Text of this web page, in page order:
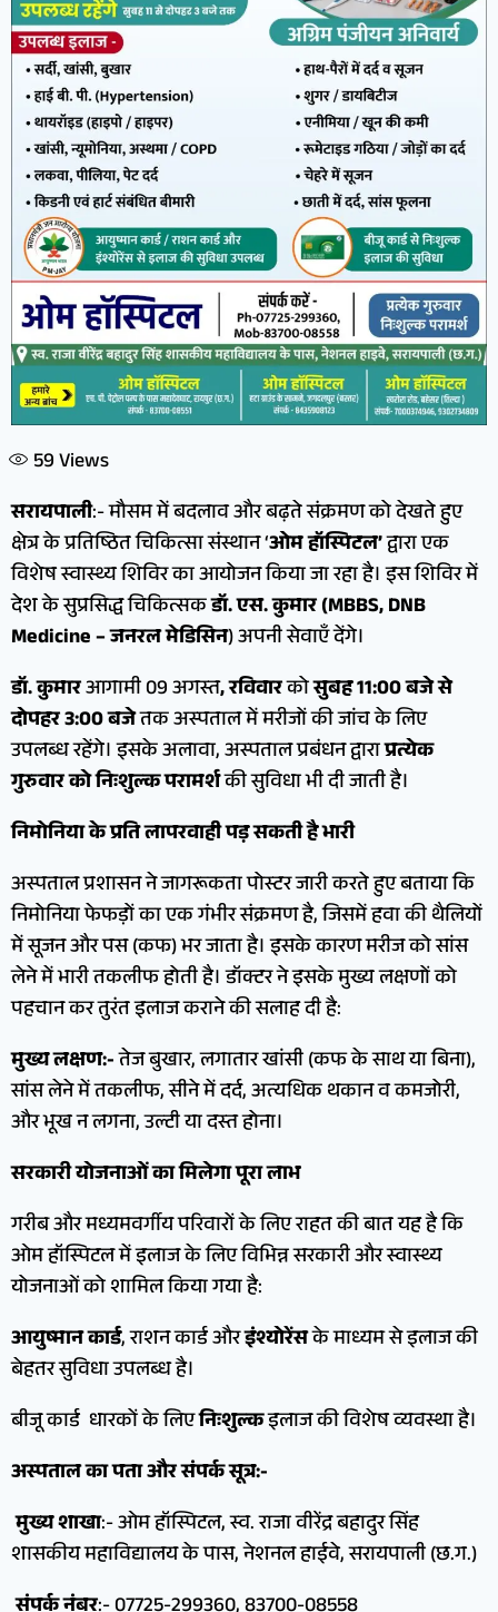
59Views
सरायपाली:- मौसम में बदलाव और बढ़ते संक्रमण को देखते हुए
क्षेत्र के प्रतिष्ठित चिकित्सा संस्थान ‘ओम हॉस्पिटल’द्वारा एक
विशेष स्वास्थ्य शिविर का आयोजन किया जा रहा है। इस शिविर में
देश के सुप्रसिद्ध चिकित्सकडॉ. एस. कुमार (MBBS, DNB
Medicine – जनरल मेडिसिन) अपनी सेवाएँ देंगे।
डॉ. कुमारआगामी 09 अगस्त, रविवारकोसुबह 11:00 बजे से
दोपहर 3:00 बजेतक अस्पताल में मरीजों की जांच के लिए
उपलब्ध रहेंगे। इसके अलावा, अस्पताल प्रबंधन द्वाराप्रत्येक
गुरुवार को निःशुल्क परामर्शकी सुविधा भी दी जाती है।
निमोनिया के प्रति लापरवाही पड़ सकती है भारी
अस्पताल प्रशासन ने जागरूकता पोस्टर जारी करते हुए बताया कि
निमोनिया फेफड़ों का एक गंभीर संक्रमण है, जिसमें हवा की थैलियों
में सूजन और पस (कफ) भर जाता है। इसके कारण मरीज को सांस
लेने में भारी तकलीफ होती है। डॉक्टर ने इसके मुख्य लक्षणों को
पहचान कर तुरंत इलाज कराने की सलाह दी है:
मुख्य लक्षण:-तेज बुखार, लगातार खांसी (कफ के साथ या बिना),
सांस लेने में तकलीफ, सीने में दर्द, अत्यधिक थकान व कमजोरी,
और भूख न लगना, उल्टी या दस्त होना।
सरकारी योजनाओं का मिलेगा पूरा लाभ
गरीब और मध्यमवर्गीय परिवारों के लिए राहत की बात यह है कि
ओम हॉस्पिटल में इलाज के लिए विभिन्न सरकारी और स्वास्थ्य
योजनाओं को शामिल किया गया है:
आयुष्मान कार्ड, राशन कार्ड औरइंश्योरेंसके माध्यम से इलाज की
बेहतर सुविधा उपलब्ध है।
बीजू कार्ड धारकों के लिएनिःशुल्कइलाज की विशेष व्यवस्था है।
अस्पताल का पता और संपर्क सूत्र:-
मुख्य शाखा:- ओम हॉस्पिटल, स्व. राजा वीरेंद्र बहादुर सिंह
शासकीय महाविद्यालय के पास, नेशनल हाईवे, सरायपाली (छ.ग.)